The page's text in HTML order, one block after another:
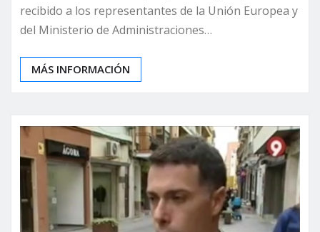
recibido a los representantes de la Unión Europea y
del Ministerio de Administraciones…
MÁS INFORMACIÓN